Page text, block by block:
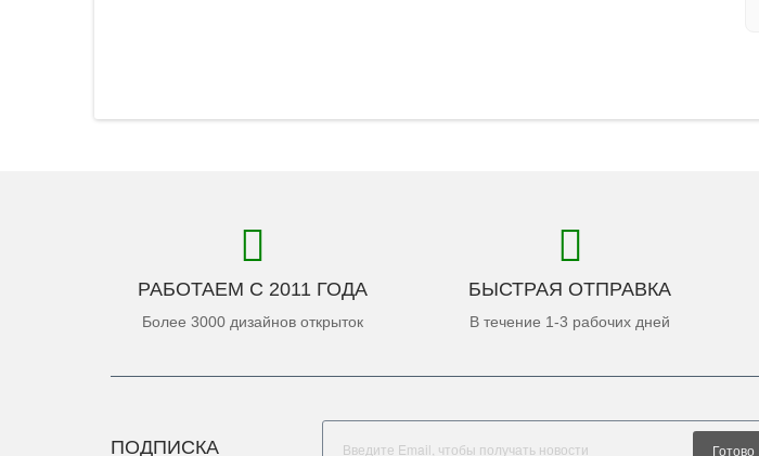
РАБОТАЕМ С 2011 ГОДА
Более 3000 дизайнов открыток
БЫСТРАЯ ОТПРАВКА
В течение 1-3 рабочих дней
ПОДПИСКА Готово